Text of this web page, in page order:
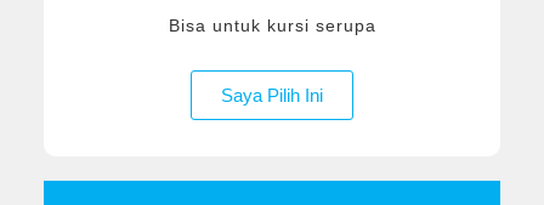
Bisa untuk kursi serupa
Saya Pilih Ini